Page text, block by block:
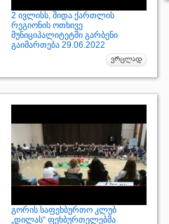
2 ივლისს, შიდა ქართლის
რეგიონის ოთხივე
მუნიციპალიტეტში გარბენი
გაიმართება 29.06.2022
გორის საფეხბურთო კლუბ
„დილას“ ფეხბურთელებმა